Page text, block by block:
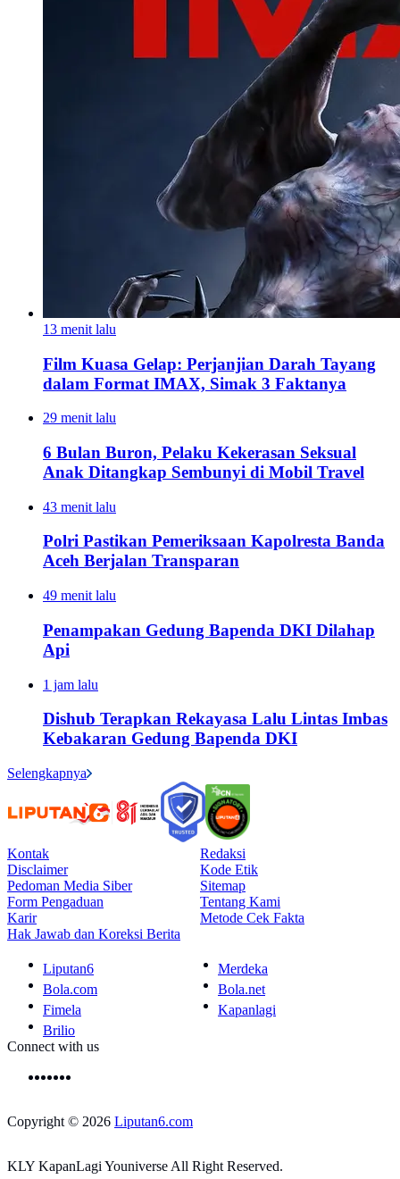
13 menit lalu
Film Kuasa Gelap: Perjanjian Darah Tayang
dalam Format IMAX, Simak 3 Faktanya
29 menit lalu
6 Bulan Buron, Pelaku Kekerasan Seksual
Anak Ditangkap Sembunyi di Mobil Travel
43 menit lalu
Polri Pastikan Pemeriksaan Kapolresta Banda
Aceh Berjalan Transparan
49 menit lalu
Penampakan Gedung Bapenda DKI Dilahap
Api
1 jam lalu
Dishub Terapkan Rekayasa Lalu Lintas Imbas
Kebakaran Gedung Bapenda DKI
Selengkapnya
Kontak
Redaksi
Disclaimer
Kode Etik
Pedoman Media Siber
Sitemap
Form Pengaduan
Tentang Kami
Karir
Metode Cek Fakta
Hak Jawab dan Koreksi Berita
Liputan6
Merdeka
Bola.com
Bola.net
Fimela
Kapanlagi
Brilio
Connect with us
Copyright © 2026 Liputan6.com
KLY KapanLagi Youniverse All Right Reserved.